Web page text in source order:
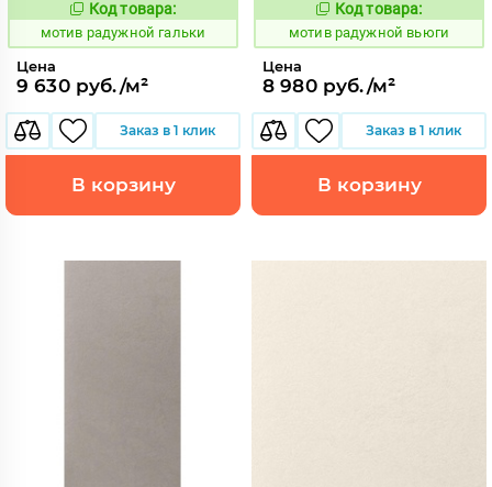
1040765
Код товара:
мотив радужной гальки
Цена
9 630 руб./м²
Заказ в 1 клик
В корзину
1040764
Код товара:
мотив радужной вьюги
Цена
8 980 руб./м²
Заказ в 1 клик
В корзину